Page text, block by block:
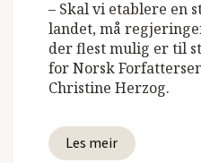
– Skal vi etablere en
landet, må
der flest mulig er til
for Norsk
Christine Herzog.
Les meir